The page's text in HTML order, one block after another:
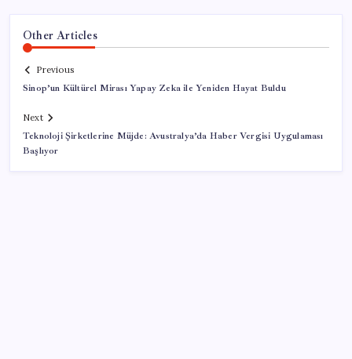
Other Articles
Previous
Sinop’un Kültürel Mirası Yapay Zeka ile Yeniden Hayat Buldu
Next
Teknoloji Şirketlerine Müjde: Avustralya’da Haber Vergisi Uygulaması
Başlıyor